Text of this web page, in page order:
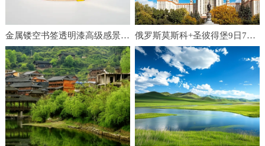
金属镂空书签透明漆高级感景区纪念品学习文具中国风文创设计定制 俄罗斯莫斯科+圣彼得堡9日7晚跟团游